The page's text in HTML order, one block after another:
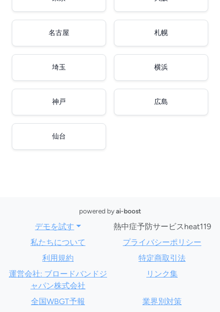
名古屋 札幌
埼玉 横浜
神戸 広島
仙台
powered byai-boost
デモを試す
熱中症予防サービスheat119
私たちについて
プライバシーポリシー
利用規約
特定商取引法
運営会社: ブロードバンドジ
ャパン株式会社
リンク集
全国WBGT予報 業界別対策